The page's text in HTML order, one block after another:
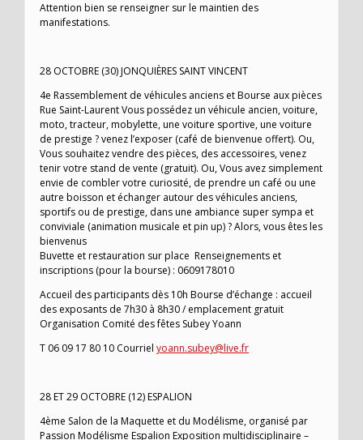
Attention bien se renseigner sur le maintien des
manifestations.
28 OCTOBRE (30) JONQUIÈRES SAINT VINCENT
4e Rassemblement de véhicules anciens et Bourse aux pièces
Rue Saint-Laurent Vous possédez un véhicule ancien, voiture,
moto, tracteur, mobylette, une voiture sportive, une voiture
de prestige ? venez l’exposer (café de bienvenue offert). Ou,
Vous souhaitez vendre des pièces, des accessoires, venez
tenir votre stand de vente (gratuit). Ou, Vous avez simplement
envie de combler votre curiosité, de prendre un café ou une
autre boisson et échanger autour des véhicules anciens,
sportifs ou de prestige, dans une ambiance super sympa et
conviviale (animation musicale et pin up) ? Alors, vous êtes les
bienvenus
Buvette et restauration sur place Renseignements et
inscriptions (pour la bourse) : 0609178010
Accueil des participants dès 10h Bourse d’échange : accueil
des exposants de 7h30 à 8h30 / emplacement gratuit
Organisation Comité des fêtes Subey Yoann
T 06 09 17 80 10 Courriel yoann.subey@live.fr
28 ET 29 OCTOBRE (12) ESPALION
4ème Salon de la Maquette et du Modélisme, organisé par
Passion Modélisme Espalion Exposition multidisciplinaire –